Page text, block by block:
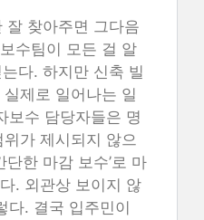
잘 찾아주면 그다음
수팀이 모든 걸 알
다. 하지만 신축 빌
제로 일어나는 일
보수 담당자들은 명
가 제시되지 않으
단한 마감 보수’로 마
. 외관상 보이지 않
다. 결국 입주민이